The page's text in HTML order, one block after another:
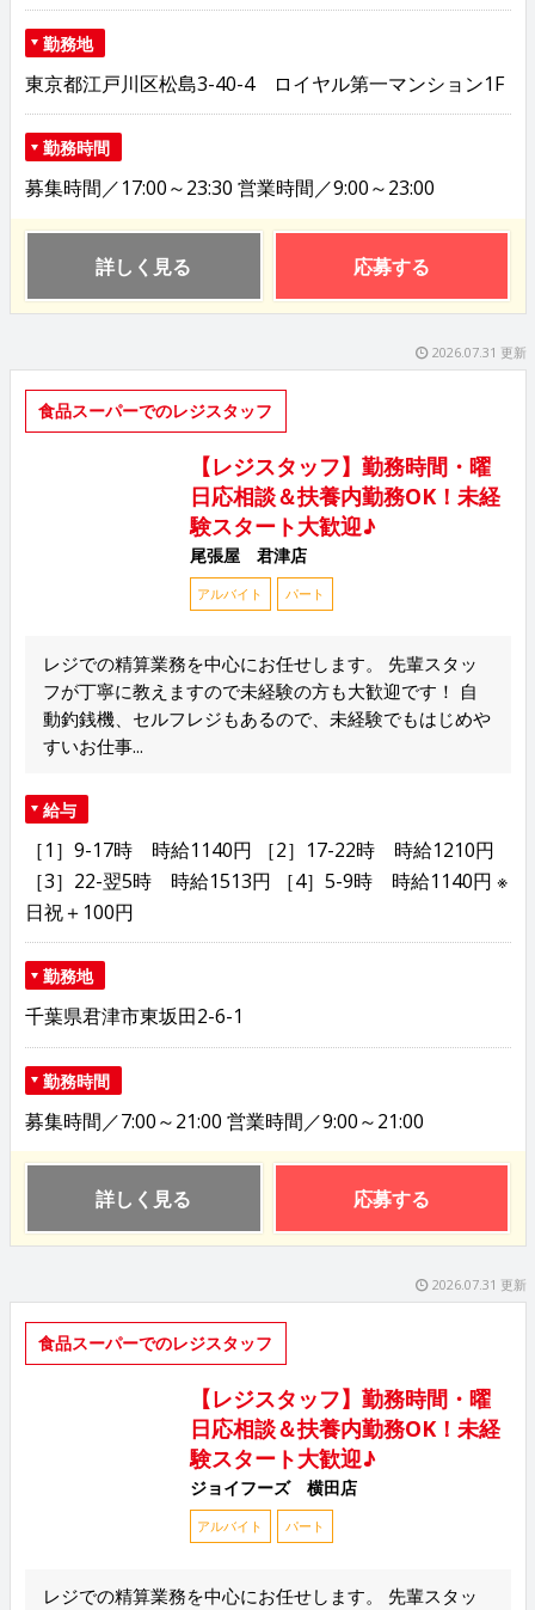
勤務地
東京都江戸川区松島3-40-4 ロイヤル第一マンション1F
勤務時間
募集時間／17:00～23:30 営業時間／9:00～23:00
詳しく見る 応募する
2026.07.31 更新
食品スーパーでのレジスタッフ
【レジスタッフ】勤務時間・曜
日応相談＆扶養内勤務OK！未経
験スタート大歓迎♪
尾張屋 君津店
アルバイト パート
レジでの精算業務を中心にお任せします。 先輩スタッ
フが丁寧に教えますので未経験の方も大歓迎です！ 自
動釣銭機、セルフレジもあるので、未経験でもはじめや
すいお仕事...
給与
［1］9-17時 時給1140円 ［2］17-22時 時給1210円
［3］22-翌5時 時給1513円 ［4］5-9時 時給1140円 ※
日祝＋100円
勤務地
千葉県君津市東坂田2-6-1
勤務時間
募集時間／7:00～21:00 営業時間／9:00～21:00
詳しく見る 応募する
2026.07.31 更新
食品スーパーでのレジスタッフ
【レジスタッフ】勤務時間・曜
日応相談＆扶養内勤務OK！未経
験スタート大歓迎♪
ジョイフーズ 横田店
アルバイト パート
レジでの精算業務を中心にお任せします。 先輩スタッ